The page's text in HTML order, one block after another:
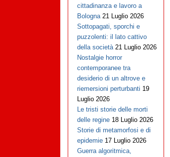
cittadinanza e lavoro a
Bologna 21 Luglio 2026
Sottopagati, sporchi e
puzzolenti: il lato cattivo
della società 21 Luglio 2026
Nostalgie horror
contemporanee tra
desiderio di un altrove e
riemersioni perturbanti 19
Luglio 2026
Le tristi storie delle morti
delle regine 18 Luglio 2026
Storie di metamorfosi e di
epidemie 17 Luglio 2026
Guerra algoritmica,